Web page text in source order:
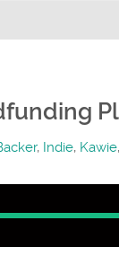
, Indie, Kawie,